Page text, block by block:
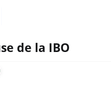
de la IBO